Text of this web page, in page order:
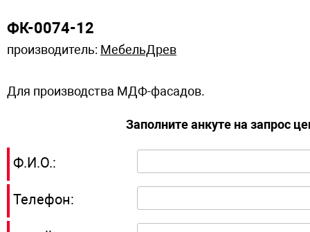
ФК-0074-12
производитель: МебельДрев
Для производства МДФ-фасадов.
Заполните анкуте на запрос
Ф.И.О.:
Телефон: